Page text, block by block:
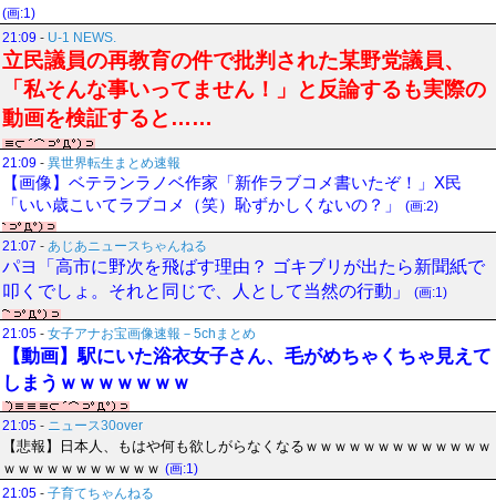
(画:1)
21:09 - U-1 NEWS.
立民議員の再教育の件で批判された某野党議員、
「私そんな事いってません！」と反論するも実際の
動画を検証すると……
21:09 - 異世界転生まとめ速報
【画像】ベテランラノベ作家「新作ラブコメ書いたぞ！」X民
「いい歳こいてラブコメ（笑）恥ずかしくないの？」
(画:2)
21:07 - あじあニュースちゃんねる
パヨ「高市に野次を飛ばす理由？ ゴキブリが出たら新聞紙で
叩くでしょ。それと同じで、人として当然の行動」
(画:1)
21:05 - 女子アナお宝画像速報－5chまとめ
【動画】駅にいた浴衣女子さん、毛がめちゃくちゃ見えて
しまうｗｗｗｗｗｗｗ
21:05 - ニュース30over
【悲報】日本人、もはや何も欲しがらなくなるｗｗｗｗｗｗｗｗｗｗｗｗｗ
ｗｗｗｗｗｗｗｗｗｗｗ (画:1)
21:05 - 子育てちゃんねる